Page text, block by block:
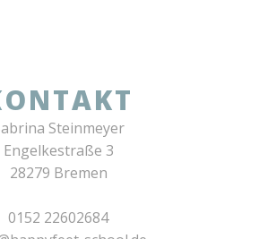
Steinmeyer
Engelkestraße 3
28279 Bremen
0152 22602684